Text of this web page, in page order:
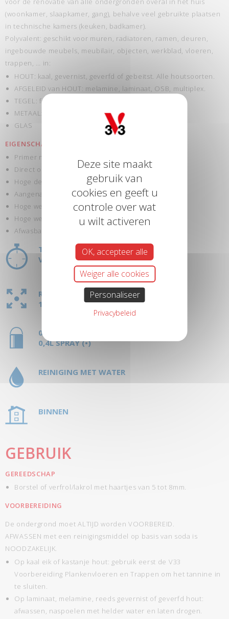
(woonkamer, slaapkamer, gang), behalve veel gebruikte plaatsen
in technische kamers (keuken, badkamer).
Polyvalent: geschikt voor muren, radiatoren, ramen, deuren,
ingebouwde meubels, meubilair, objecten, werkblad, vloeren,
trappen, … in:
HOUT: kaal, gevernist, geverfd of gebeitst. Alle houtsoorten.
AFGELEID van HOUT: melamine, laminaat, OSB, multiplex.
TEGEL: faience, tegellijsten, graniet, zandsteen.
METAAL: ijzer, gietijzer, alu, inox, koperen, …
GLAS
EIGENSCHAPPEN
Primer niet nodig – afbijten niet nodig.
Direct op 20 ondergronden.
Hoge dekkracht.
Aangenaam gebruik.
Hoge weerstand tegen water en vlekken.
Hoge weerstand tegen krassen en schokken.
Afwasbaar – onderhoudsvriendelijk.
TUSSEN LAGEN : 6H
VOLLEDIG DROOG : 24H
RENDEMENT
12 M
0,075L - 0,5L - 2L
0,4L SPRAY (•)
REINIGING MET WATER
BINNEN
GEBRUIK
GEREEDSCHAP
Borstel of verfrol/lakrol met haartjes van 5 tot 8mm.
VOORBEREIDING
De ondergrond moet ALTIJD worden VOORBEREID.
AFWASSEN met een reinigingsmiddel op basis van soda is
NOODZAKELIJK.
Op kaal eik of kastanje hout: gebruik eerst de V33
Voorbereiding Plankenvloeren en Trappen om het tannine in
te sluiten.
Op laminaat, melamine, reeds gevernist of geverfd hout:
afwassen, naspoelen met helder water en laten drogen.
Deze site maakt
gebruik van
cookies en geeft u
controle over wat
u wilt activeren
OK, accepteer alle
Weiger alle cookies
Personaliseer
Privacybeleid